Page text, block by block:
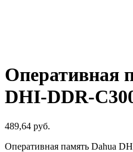
Оперативная
DHI-DDR-
489,64 руб.
Оперативная память Dahua